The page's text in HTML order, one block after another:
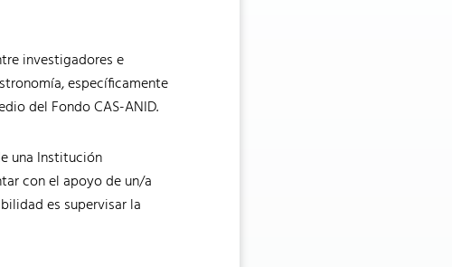
investigadores e
específicamente
del Fondo CAS-ANID.
una Institución
con el apoyo de un/a
es supervisar la